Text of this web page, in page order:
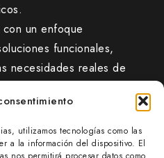
utilizamos tecnologías como las
a la información del dispositivo. El
un enfoque
funcionales,
necesidades reales de